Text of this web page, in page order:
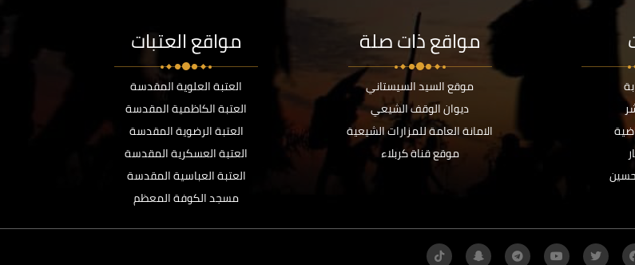
مواقع ذات صلة
موقع السيد السيستاني
ديوان الوقف الشيعي
الامانة العامة للمزارات الشيعية
موقع قناة كربلاء
مواقع العتبات
العتبة العلوية المقدسة
العتبة الكاظمية المقدسة
العتبة الرضوية المقدسة
العتبة العسكرية المقدسة
العتبة العباسية المقدسة
مسجد الكوفة المعظم